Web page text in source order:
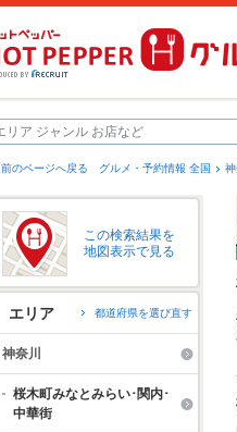
前のページへ戻る グルメ・予約情報 全国 神
この検索結果を
地図表示で見る
エリア 都道府県を選び直す
神奈川
桜木町みなとみらい･関内･
中華街